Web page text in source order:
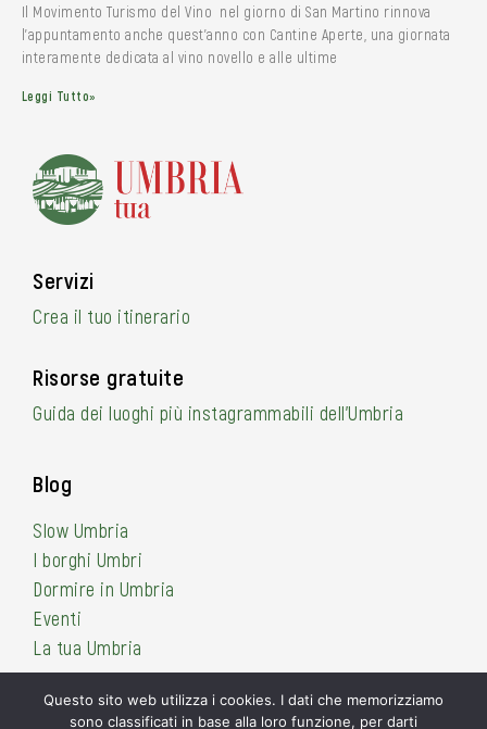
Il Movimento Turismo del Vino nel giorno di San Martino rinnova
l’appuntamento anche quest’anno con Cantine Aperte, una giornata
interamente dedicata al vino novello e alle ultime
Leggi Tutto»
Servizi
Crea il tuo itinerario
Risorse gratuite
Guida dei luoghi più instagrammabili dell’Umbria
Blog
Slow Umbria
I borghi Umbri
Dormire in Umbria
Eventi
La tua Umbria
Questo sito web utilizza i cookies. I dati che memorizziamo
sono classificati in base alla loro funzione, per darti